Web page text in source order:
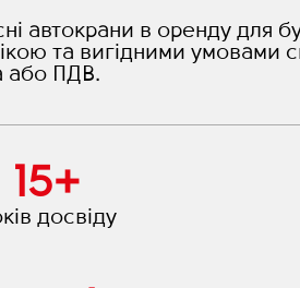
автокрани в оренду для
та вигідними умовами
або ПДВ.
15+
досвіду